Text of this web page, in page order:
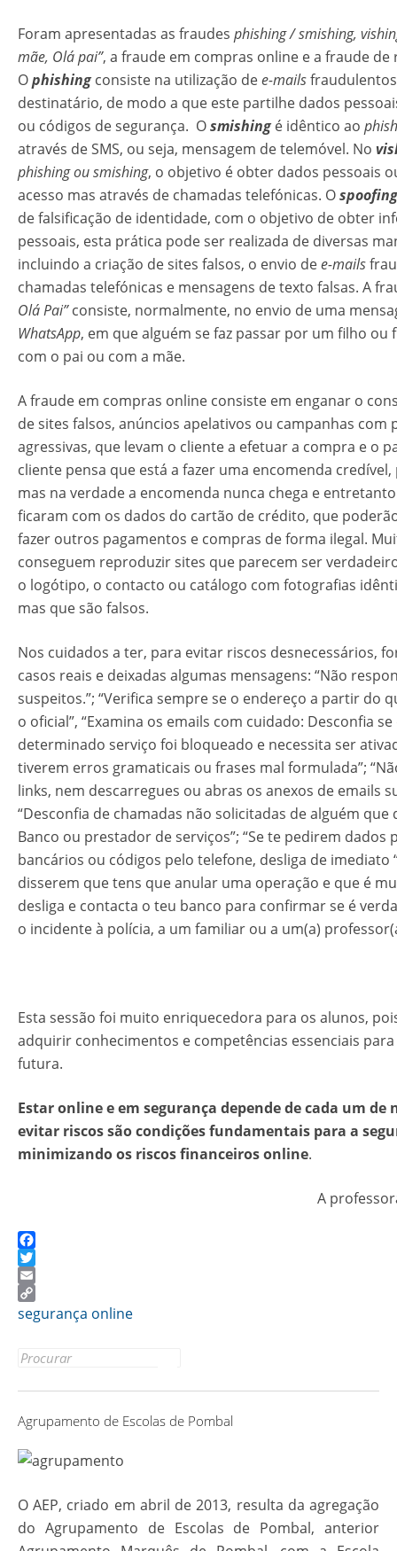
Foram apresentadas as fraudes phishing / smishing,
mãe, Olá pai”, a fraude em compras online e a fraude de
Ophishing consiste na utilização dee-mailsfraudulentos
destinatário, de modo a que este partilhe dados
ou códigos de segurança. ​ Osmishing é idêntico ao
através de SMS, ou seja, mensagem de telemóvel. No
phishing ou smishing, o objetivo é obter dados pessoais
acesso mas através de chamadas telefónicas. Ospoofing
de falsificação de identidade, com o objetivo de obter
pessoais, esta prática pode ser realizada de diversas
incluindo a criação de sites falsos, o envio dee-mails
chamadas telefónicas e mensagens de texto falsas. A
Olá Pai”consiste, normalmente, no envio de uma
WhatsApp, em que alguém se faz passar por um filho ou
com o pai ou com a mãe.​
A fraude em compras online consiste em enganar o
de sites falsos, anúncios apelativos ou campanhas com
agressivas, que levam o cliente a efetuar a compra e o
cliente pensa que está a fazer uma encomenda
mas na verdade a encomenda nunca chega e
ficaram com os dados do cartão de crédito, que
fazer outros pagamentos e compras de forma ilegal.​
conseguem reproduzir sites que parecem ser
o logótipo, o contacto ou catálogo com fotografias
mas que são falsos.​
​Nos cuidados a ter, para evitar riscos desnecessários,
casos reais e deixadas algumas mensagens: “Não
suspeitos.​”; “Verifica sempre se o endereço a partir do
o oficial”, “Examina os emails com cuidado: Desconfia
determinado serviço foi bloqueado e necessita ser
tiverem erros gramaticais ou frases mal formulada”;
links, nem descarregues ou abras os anexos de emails
“Desconfia de chamadas não solicitadas de alguém que
Banco ou prestador de serviços​”; “Se te pedirem dados
bancários ou códigos pelo telefone, desliga de imediato
disserem que tens que anular uma operação e que é
desliga e contacta o teu banco para confirmar se é
o incidente à polícia, a um familiar ou a um(a)
Esta sessão foi muito enriquecedora para os alunos,
adquirir conhecimentos e competências essenciais para
futura.
Estar online e em segurança depende de cada um de
evitar riscos são condições fundamentais para a
minimizando os riscos financeiros online.
A
Facebook
Twitter
Email
Copy
Link
segurança online
Search
Agrupamento de Escolas de Pombal
O AEP, criado em abril de 2013, resulta da agregação
do Agrupamento de Escolas de Pombal, anterior